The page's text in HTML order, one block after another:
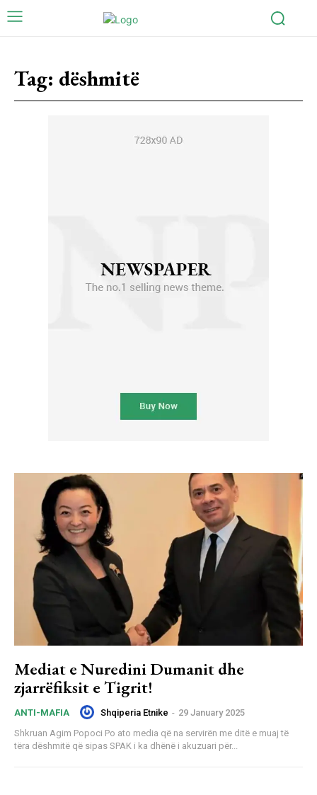
Tag: dëshmitë
Mediat e Nuredini Dumanit dhe
zjarrëfiksit e Tigrit!
ANTI-MAFIA Shqiperia Etnike - 29 January 2025
Shkruan Agim Popoci Po ato media që na servirën me ditë e muaj të
tëra dëshmitë që sipas SPAK i ka dhënë i akuzuari për...